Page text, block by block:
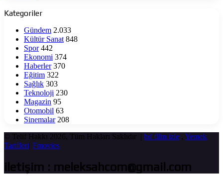
Kategoriler
Gündem 2.033
Kültür Sanat 848
Spor 442
Ekonomi 374
Haberler 370
Eğitim 322
Sağlık 303
Teknoloji 230
Magazin 95
Otomobil 63
Sinemalar 208
© Telif Hakkı 2026, Tüm Hakları Saklıdır | hd film izle , Yemek
Tarifleri| Fmovies
iletişim : meleksahcom@gmail.com